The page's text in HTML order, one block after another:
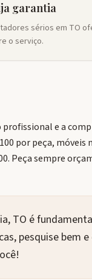
garantia
sérios em TO
o serviço.
e a
por peça, móveis
Peça sempre
TO é
pesquise bem